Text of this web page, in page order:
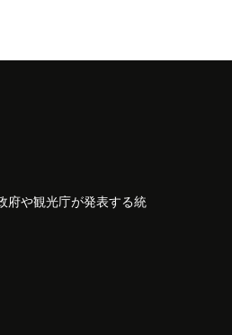
府や観光庁が発表する統